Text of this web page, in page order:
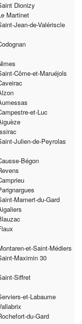
Dionizy
Martinet
Jean-de-Valériscle
Côme-et-Maruéjols
et-Luc
Julien-de-Peyrolas
Bégon
Mamert-du-Gard
et-Saint-Médiers
Maximin 30
Siffret
et-Labaume
du-Gard